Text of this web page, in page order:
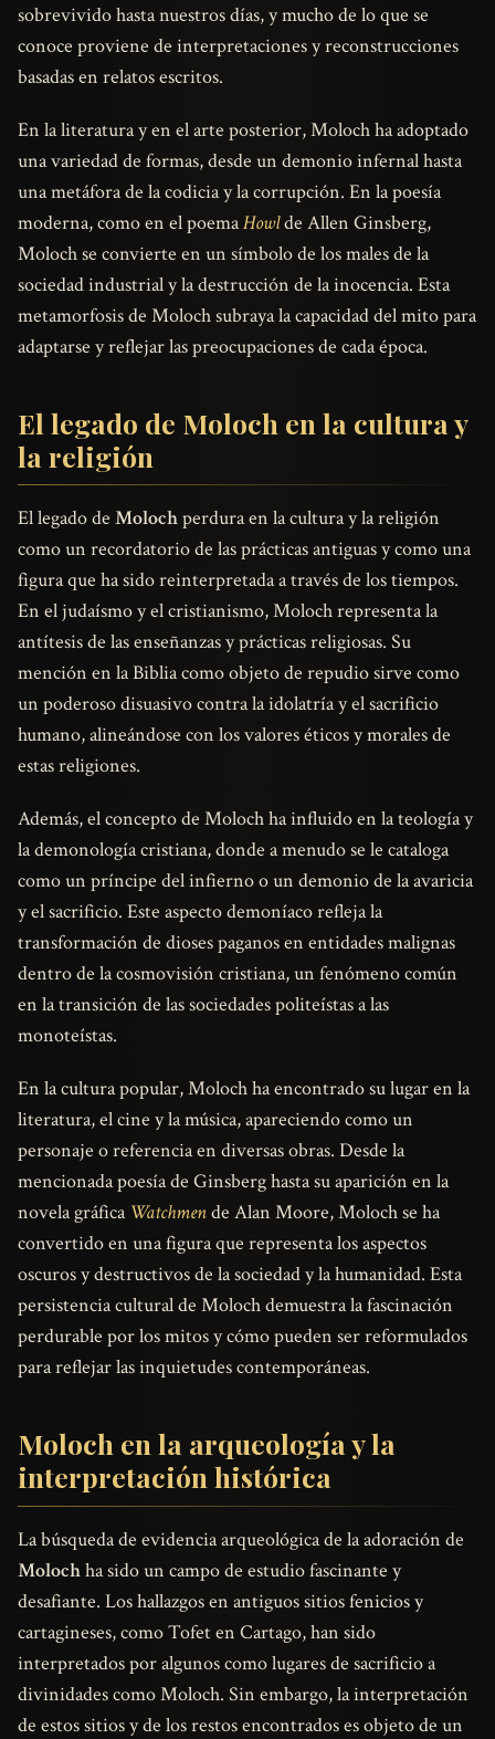
sobrevivido hasta nuestros días, y mucho de lo que se
conoce proviene de interpretaciones y reconstrucciones
basadas en relatos escritos.
En la literatura y en el arte posterior, Moloch ha adoptado
una variedad de formas, desde un demonio infernal hasta
una metáfora de la codicia y la corrupción. En la poesía
moderna, como en el poemaHowlde Allen Ginsberg,
Moloch se convierte en un símbolo de los males de la
sociedad industrial y la destrucción de la inocencia. Esta
metamorfosis de Moloch subraya la capacidad del mito para
adaptarse y reflejar las preocupaciones de cada época.
El legado de Moloch en la cultura y
la religión
El legado de Molochperdura en la cultura y la religión
como un recordatorio de las prácticas antiguas y como una
figura que ha sido reinterpretada a través de los tiempos.
En el judaísmo y el cristianismo, Moloch representa la
antítesis de las enseñanzas y prácticas religiosas. Su
mención en la Biblia como objeto de repudio sirve como
un poderoso disuasivo contra la idolatría y el sacrificio
humano, alineándose con los valores éticos y morales de
estas religiones.
Además, el concepto de Moloch ha influido en la teología y
la demonología cristiana, donde a menudo se le cataloga
como un príncipe del infierno o un demonio de la avaricia
y el sacrificio. Este aspecto demoníaco refleja la
transformación de dioses paganos en entidades malignas
dentro de la cosmovisión cristiana, un fenómeno común
en la transición de las sociedades politeístas a las
monoteístas.
En la cultura popular, Moloch ha encontrado su lugar en la
literatura, el cine y la música, apareciendo como un
personaje o referencia en diversas obras. Desde la
mencionada poesía de Ginsberg hasta su aparición en la
novela gráfica Watchmende Alan Moore, Moloch se ha
convertido en una figura que representa los aspectos
oscuros y destructivos de la sociedad y la humanidad. Esta
persistencia cultural de Moloch demuestra la fascinación
perdurable por los mitos y cómo pueden ser reformulados
para reflejar las inquietudes contemporáneas.
Moloch en la arqueología y la
interpretación histórica
La búsqueda de evidencia arqueológica de la adoración de
Molochha sido un campo de estudio fascinante y
desafiante. Los hallazgos en antiguos sitios fenicios y
cartagineses, como Tofet en Cartago, han sido
interpretados por algunos como lugares de sacrificio a
divinidades como Moloch. Sin embargo, la interpretación
de estos sitios y de los restos encontrados es objeto de un